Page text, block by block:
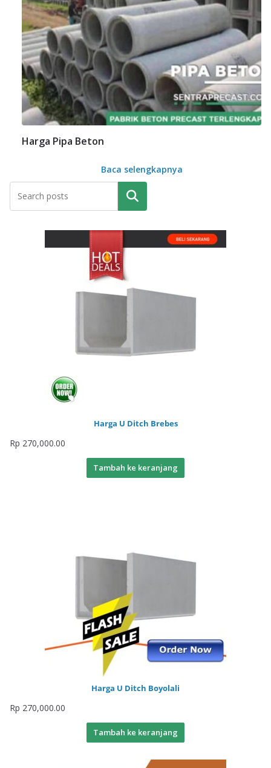
Harga Pipa Beton
Baca selengkapnya
Pencarian
Harga U Ditch Brebes
Rp 270,000.00
Tambah ke keranjang
Harga U Ditch Boyolali
Rp 270,000.00
Tambah ke keranjang